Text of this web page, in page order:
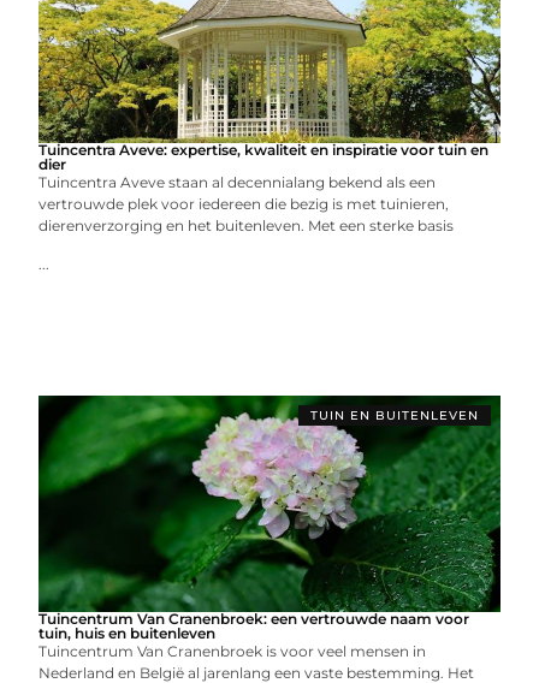
Tuincentra Aveve: expertise, kwaliteit en inspiratie voor tuin en
dier
Tuincentra Aveve staan al decennialang bekend als een
vertrouwde plek voor iedereen die bezig is met tuinieren,
dierenverzorging en het buitenleven. Met een sterke basis
...
TUIN EN BUITENLEVEN
Tuincentrum Van Cranenbroek: een vertrouwde naam voor
tuin, huis en buitenleven
Tuincentrum Van Cranenbroek is voor veel mensen in
Nederland en België al jarenlang een vaste bestemming. Het